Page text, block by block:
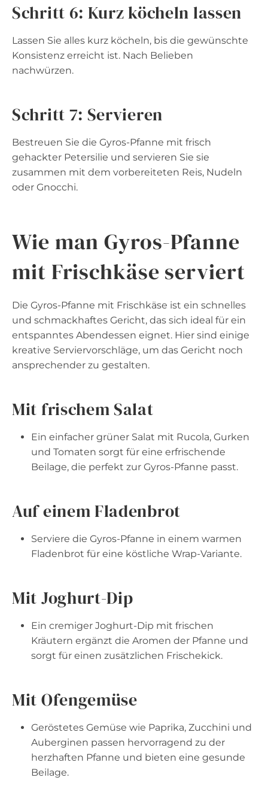
Schritt 6: Kurz köcheln lassen
Lassen Sie alles kurz köcheln, bis die gewünschte
Konsistenz erreicht ist. Nach Belieben
nachwürzen.
Schritt 7: Servieren
Bestreuen Sie die Gyros-Pfanne mit frisch
gehackter Petersilie und servieren Sie sie
zusammen mit dem vorbereiteten Reis, Nudeln
oder Gnocchi.
Wie man Gyros-Pfanne
mit Frischkäse serviert
Die Gyros-Pfanne mit Frischkäse ist ein schnelles
und schmackhaftes Gericht, das sich ideal für ein
entspanntes Abendessen eignet. Hier sind einige
kreative Serviervorschläge, um das Gericht noch
ansprechender zu gestalten.
Mit frischem Salat
Ein einfacher grüner Salat mit Rucola, Gurken
und Tomaten sorgt für eine erfrischende
Beilage, die perfekt zur Gyros-Pfanne passt.
Auf einem Fladenbrot
Serviere die Gyros-Pfanne in einem warmen
Fladenbrot für eine köstliche Wrap-Variante.
Mit Joghurt-Dip
Ein cremiger Joghurt-Dip mit frischen
Kräutern ergänzt die Aromen der Pfanne und
sorgt für einen zusätzlichen Frischekick.
Mit Ofengemüse
Geröstetes Gemüse wie Paprika, Zucchini und
Auberginen passen hervorragend zu der
herzhaften Pfanne und bieten eine gesunde
Beilage.